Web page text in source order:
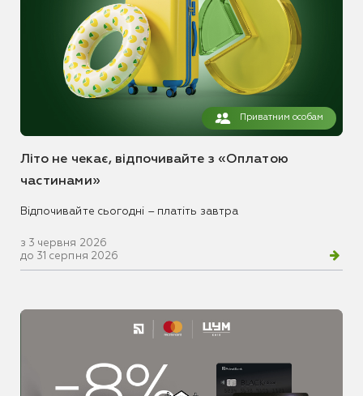
Приватним особам
Літо не чекає, відпочивайте з «Оплатою
частинами»
Відпочивайте сьогодні – платіть завтра
з 3 червня 2026
до 31 серпня 2026